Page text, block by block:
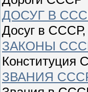
ДОСУГ В
Досуг в СССР,
ЗАКОНЫ
Конституция
ЗВАНИЯ